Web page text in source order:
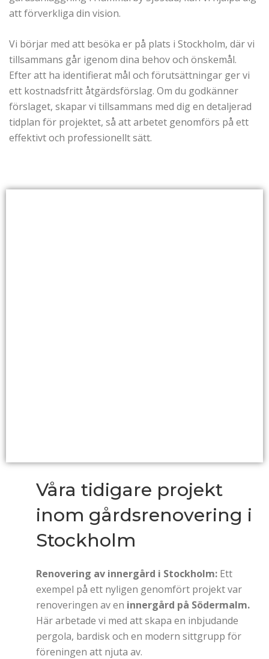
att förverkliga din vision.
Vi börjar med att besöka er på plats i Stockholm, där vi
tillsammans går igenom dina behov och önskemål.
Efter att ha identifierat mål och förutsättningar ger vi
ett kostnadsfritt åtgärdsförslag. Om du godkänner
förslaget, skapar vi tillsammans med dig en detaljerad
tidplan för projektet, så att arbetet genomförs på ett
effektivt och professionellt sätt.
Våra tidigare projekt
inom gårdsrenovering i
Stockholm
Renovering av innergård i Stockholm: Ett
exempel på ett nyligen genomfört projekt var
renoveringen av en innergård på Södermalm.
Här arbetade vi med att skapa en inbjudande
pergola, bardisk och en modern sittgrupp för
föreningen att njuta av.